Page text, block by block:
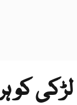
کو